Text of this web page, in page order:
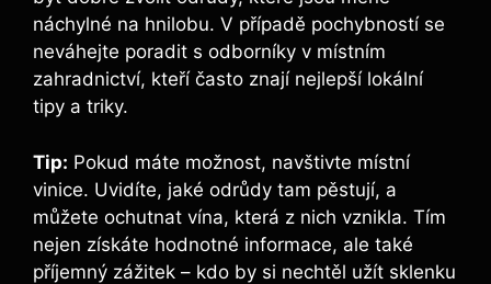
náchylné na hnilobu. V případě pochybností se
neváhejte poradit s odborníky v místním
zahradnictví, kteří často ‍znají nejlepší lokální
tipy a triky.
Tip: Pokud máte možnost, ⁤navštivte místní
vinice. Uvidíte, jaké odrůdy tam pěstují, a
můžete ochutnat vína, která z nich vznikla. Tím
nejen získáte hodnotné informace, ale také
příjemný zážitek – kdo by si nechtěl užít sklenku